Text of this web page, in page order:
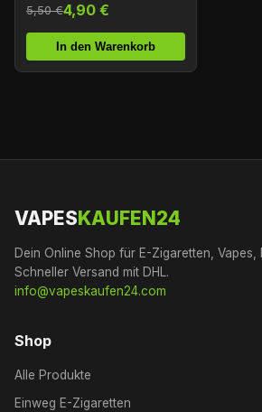
5,50 €4,90 €
In den Warenkorb
VAPESKAUFEN24
Dein Online Shop für E-Zigaretten, Vapes,
Schneller Versand mit DHL.
info@vapeskaufen24.com
Shop
Alle Produkte
Einweg E-Zigaretten